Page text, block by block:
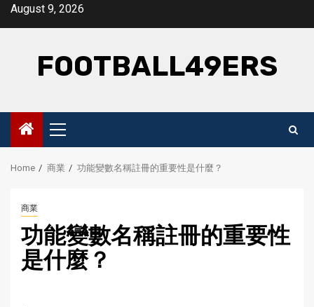
SkipAugust 9, 2026
FOOTBALL49ERS
Primary
Menu
Home 商業 功能變數名稱註冊的重要性是什麼？
商業
功能變數名稱註冊的重要性
是什麼？